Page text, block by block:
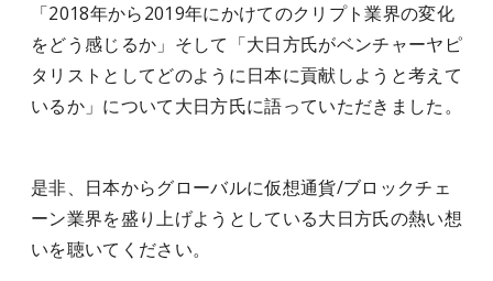
「2018年から2019年にかけてのクリプト業界の変化
をどう感じるか」そして「大日方氏がベンチャーヤピ
タリストとしてどのように日本に貢献しようと考えて
いるか」について大日方氏に語っていただきました。
是非、日本からグローバルに仮想通貨/ブロックチェ
ーン業界を盛り上げようとしている大日方氏の熱い想
いを聴いてください。